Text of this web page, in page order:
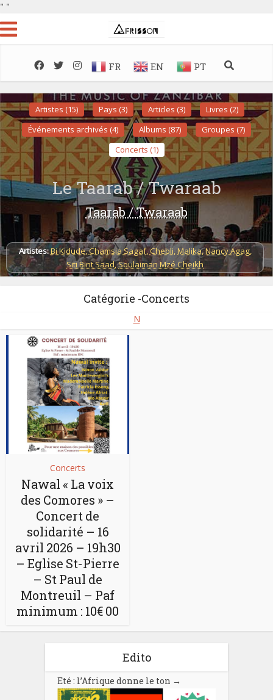
" "
FR EN PT
Artistes (15) Pays (3) Articles (3)
Livres (2)
Événements archivés (4)
Albums (87)
Groupes (7)
Concerts (1)
Le Taarab / Twaraab
Taarab / Twaraab
Artistes:Bi Kidude,Chamsia Sagaf,Chebli, Malika,Nancy Agag,
Siti Bint Saad,Soulaiman Mzé Cheikh
Tanzanie - Zanzibar
Catégorie -Concerts
N
Concerts
Nawal « La voix
des Comores » –
Concert de
solidarité – 16
avril 2026 – 19h30
– Eglise St-Pierre
– St Paul de
Montreuil – Paf
minimum : 10€ 00
Edito
Eté : l’Afrique donne le ton →